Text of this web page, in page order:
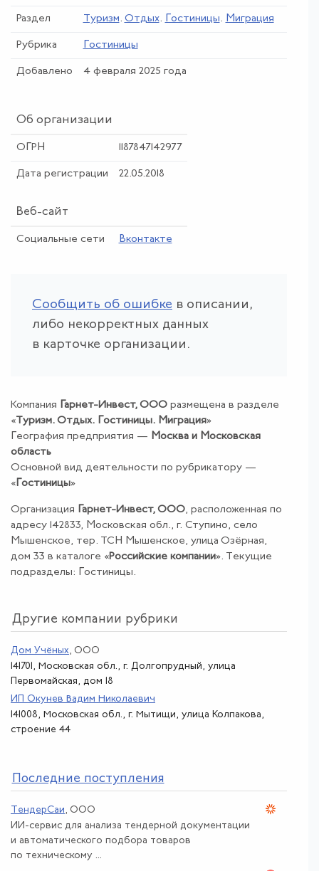
Раздел Туризм. Отдых. Гостиницы. Миграция
Рубрика Гостиницы
Добавлено 4 февраля 2025 года
Об организации
ОГРН 1187847142977
Дата регистрации 22.05.2018
Веб-сайт
Социальные сети Вконтакте
Сообщить об ошибке в описании,
либо некорректных данных
в карточке организации.
Компания Гарнет-Инвест, ООО размещена в разделе
«Туризм. Отдых. Гостиницы. Миграция»
География предприятия — Москва и Московская
область
Основной вид деятельности по рубрикатору —
« Гостиницы»
Организация Гарнет-Инвест, ООО, расположенная по
адресу 142833, Московская обл., г. Ступино, село
Мышенское, тер. ТСН Мышенское, улица Озёрная,
дом 33 в каталоге «Российские компании». Текущие
подразделы: Гостиницы.
Другие компании рубрики
Дом Учёных , ООО
141701, Московская обл., г. Долгопрудный, улица
Первомайская, дом 18
ИП Окунев Вадим Николаевич
141008, Московская обл., г. Мытищи, улица Колпакова,
строение 44
Последние поступления
ТендерСаи , ООО
ИИ-сервис для анализа тендерной документации
и автоматического подбора товаров
по техническому ...